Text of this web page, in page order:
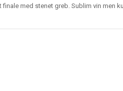
med stenet greb. Sublim vin men